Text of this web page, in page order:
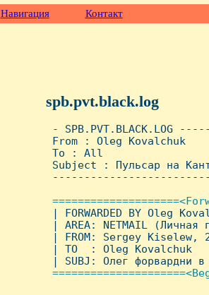
Навигация Контакт
spb.pvt.black.log
-
From : Oleg
To : All
Subject : Пульсаp на
| FORWARDED BY Oleg
| AREA: NETMAIL (Личная
| FROM: Sergey Kiselew,
| TO  : Oleg Kovalchuk
| SUBJ: Олег фоpваpдни